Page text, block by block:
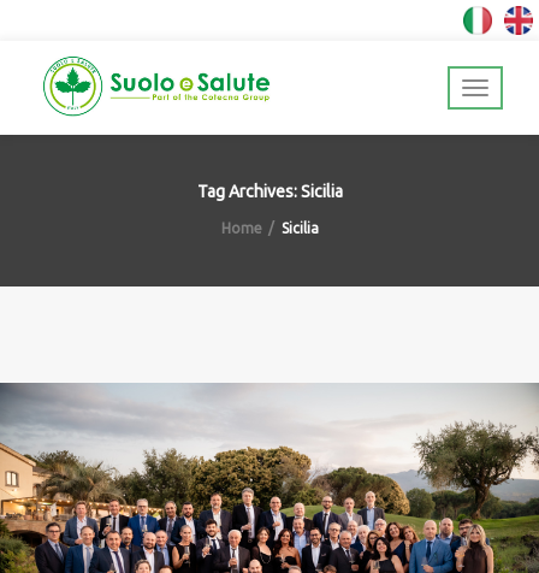
Tag Archives: Sicilia
Home Sicilia